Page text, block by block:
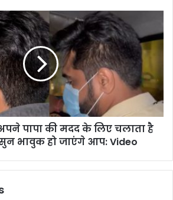
पापा की मदद के लिए चलाता है
भावुक हो जाएंगे आप: Video